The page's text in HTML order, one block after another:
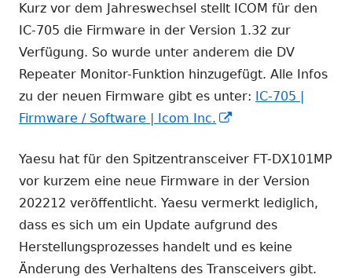
Kurz vor dem Jahreswechsel stellt ICOM für den
IC-705 die Firmware in der Version 1.32 zur
Verfügung. So wurde unter anderem die DV
Repeater Monitor-Funktion hinzugefügt. Alle Infos
zu der neuen Firmware gibt es unter:
IC-705 |
Firmware / Software | Icom Inc.
Fenster
öffnen
Yaesu hat für den Spitzentransceiver FT-DX101MP
vor kurzem eine neue Firmware in der Version
202212 veröffentlicht. Yaesu vermerkt lediglich,
dass es sich um ein Update aufgrund des
Herstellungsprozesses handelt und es keine
Änderung des Verhaltens des Transceivers gibt.